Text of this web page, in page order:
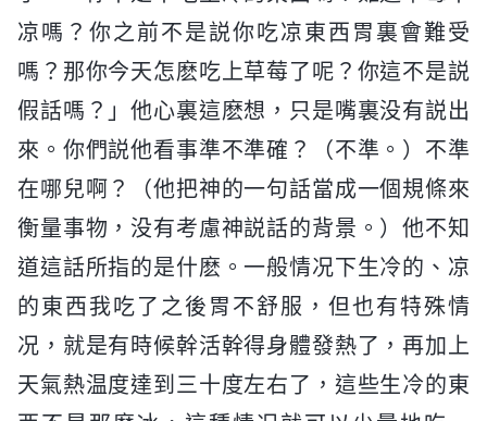
凉嗎？你之前不是説你吃凉東西胃裏會難受
嗎？那你今天怎麽吃上草莓了呢？你這不是説
假話嗎？」他心裏這麽想，只是嘴裏没有説出
來。你們説他看事準不準確？（不準。）不準
在哪兒啊？（他把神的一句話當成一個規條來
衡量事物，没有考慮神説話的背景。）他不知
道這話所指的是什麽。一般情况下生冷的、凉
的東西我吃了之後胃不舒服，但也有特殊情
况，就是有時候幹活幹得身體發熱了，再加上
天氣熱温度達到三十度左右了，這些生冷的東